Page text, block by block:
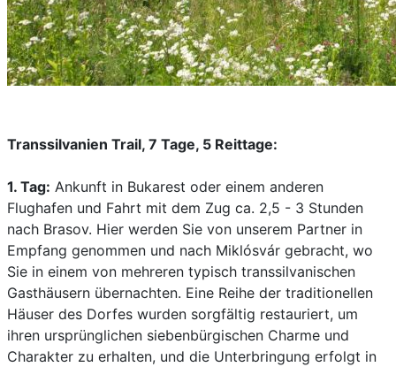
Transsilvanien Trail, 7 Tage, 5 Reittage:
1. Tag: Ankunft in Bukarest oder einem anderen
Flughafen und Fahrt mit dem Zug ca. 2,5 - 3 Stunden
nach Brasov. Hier werden Sie von unserem Partner in
Empfang genommen und nach Miklósvár gebracht, wo
Sie in einem von mehreren typisch transsilvanischen
Gasthäusern übernachten. Eine Reihe der traditionellen
Häuser des Dorfes wurden sorgfältig restauriert, um
ihren ursprünglichen siebenbürgischen Charme und
Charakter zu erhalten, und die Unterbringung erfolgt in